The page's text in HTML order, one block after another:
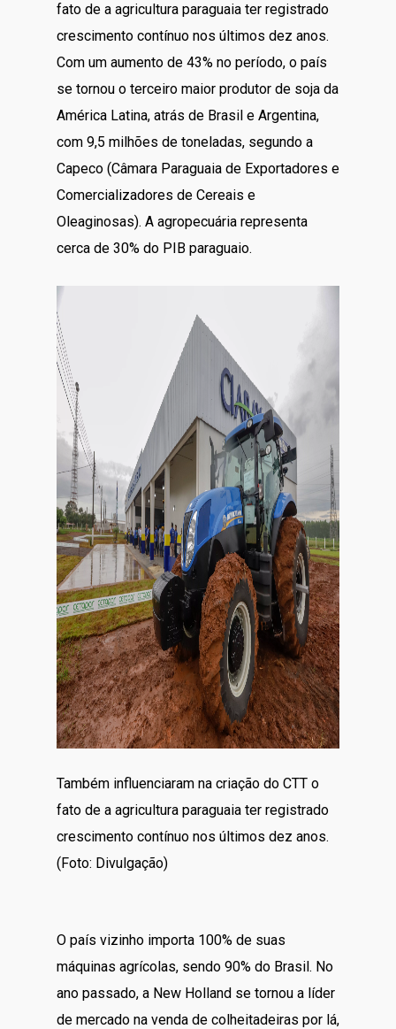
fato de a agricultura paraguaia ter registrado
crescimento contínuo nos últimos dez anos.
Com um aumento de 43% no período, o país
se tornou o terceiro maior produtor de soja da
América Latina, atrás de Brasil e Argentina,
com 9,5 milhões de toneladas, segundo a
Capeco (Câmara Paraguaia de Exportadores e
Comercializadores de Cereais e
Oleaginosas). A agropecuária representa
cerca de 30% do PIB paraguaio.
Também influenciaram na criação do CTT o
fato de a agricultura paraguaia ter registrado
crescimento contínuo nos últimos dez anos.
(Foto: Divulgação)
O país vizinho importa 100% de suas
máquinas agrícolas, sendo 90% do Brasil. No
ano passado, a New Holland se tornou a líder
de mercado na venda de colheitadeiras por lá,